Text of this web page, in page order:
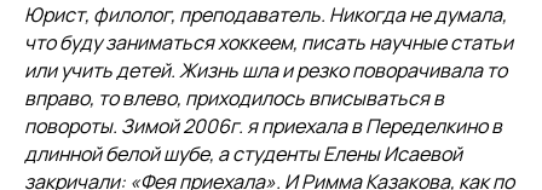
Юрист, филолог, преподаватель. Никогда не думала,
что буду заниматься хоккеем, писать научные статьи
или учить детей. Жизнь шла и резко поворачивала то
вправо, то влево, приходилось вписываться в
повороты. Зимой 2006г. я приехала в Переделкино в
длинной белой шубе, а студенты Елены Исаевой
закричали: «Фея приехала». И Римма Казакова, как по